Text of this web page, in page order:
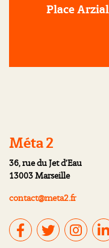
Place
Méta 2
36, rue du Jet d’Eau
13003 Marseille
contact@meta2.fr